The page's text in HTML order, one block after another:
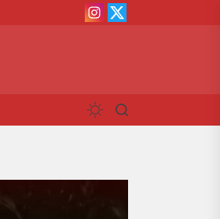
Komplain Kerugian Calon Wisudawan
Instagram
Institut
X
Institut